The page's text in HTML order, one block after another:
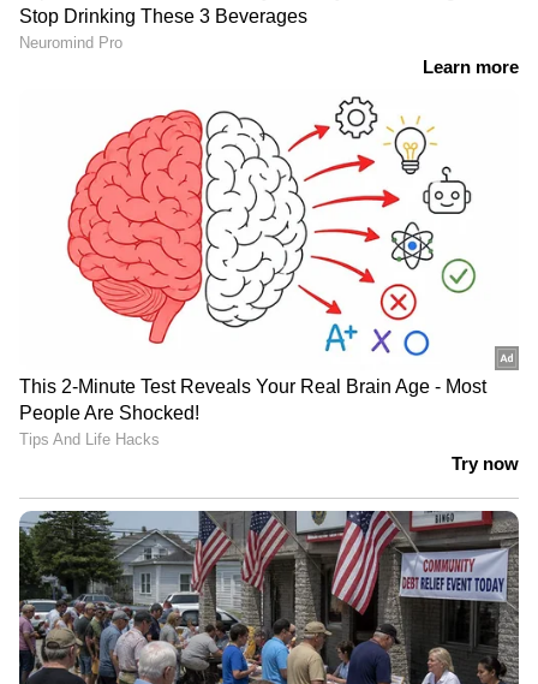
ഇറങ്ങാൻ ഇനിയും സമയമെടുക്കും
വിശദമായി | 08 August 2026